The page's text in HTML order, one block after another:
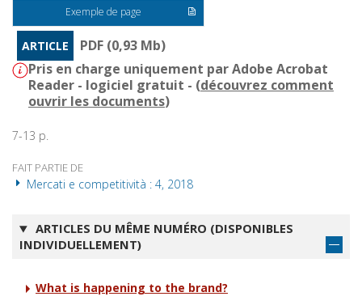
Exemple de page
ARTICLE
PDF (0,93 Mb)
Pris en charge uniquement par Adobe Acrobat
Reader - logiciel gratuit - (découvrez comment
ouvrir les documents)
7-13 p.
FAIT PARTIE DE
Mercati e competitività : 4, 2018
ARTICLES DU MÊME NUMÉRO (DISPONIBLES
INDIVIDUELLEMENT)
What is happening to the brand?